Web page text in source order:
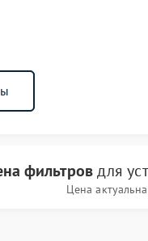
фильтровдля
Цена